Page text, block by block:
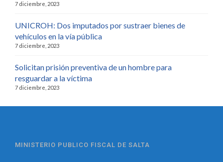
7 diciembre, 2023
UNICROH: Dos imputados por sustraer bienes de
vehículos en la vía pública
7 diciembre, 2023
Solicitan prisión preventiva de un hombre para
resguardar a la víctima
7 diciembre, 2023
MINISTERIO PUBLICO FISCAL DE SALTA